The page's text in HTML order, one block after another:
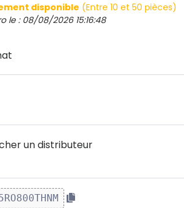
disponible (Entre 10 et 50 pièces)
le : 08/08/2026 15:16:48
un distributeur